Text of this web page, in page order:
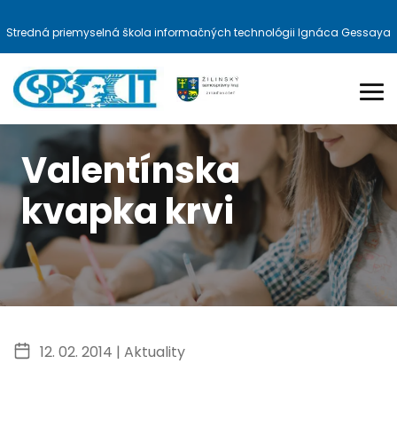
Stredná priemyselná škola informačných technológii Ignáca Gessaya
Valentínska
kvapka krvi
12. 02. 2014 | Aktuality